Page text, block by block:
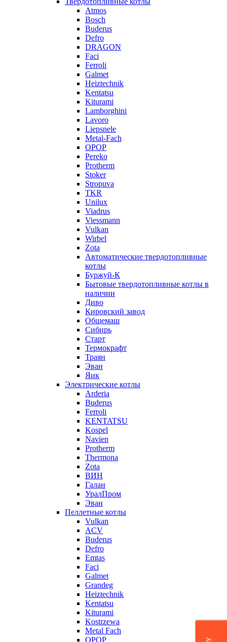
Atmos
Bosch
Buderus
Defro
DRAGON
Faci
Ferroli
Galmet
Heiztechnik
Kentatsu
Kiturami
Lamborghini
Lavoro
Liepsnele
Metal-Fach
OPOP
Pereko
Protherm
Stoker
Stropuva
TKR
Unilux
Viadrus
Viessmann
Vulkan
Wirbel
Zota
Автоматические твердотопливные
котлы
Буржуй-К
Бытовые твердотопливные котлы в
наличии
Диво
Кировский завод
Общемаш
Сибирь
Старт
Термокрафт
Траян
Эван
Яик
Электрические котлы
Arderia
Buderus
Ferroli
KENTATSU
Kospel
Navien
Protherm
Thermona
Zota
ВИН
Галан
УралПром
Эван
Пеллетные котлы
Vulkan
ACV
Buderus
Defro
Emtas
Faci
Galmet
Grandeg
Heiztechnik
Kentatsu
Kiturami
Kostrzewa
Metal Fach
OPOP